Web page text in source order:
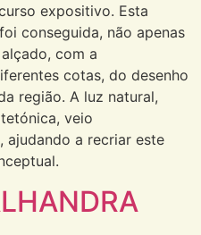
expositivo. Esta
conseguida, não apenas
com a
cotas, do desenho
região. A luz natural,
veio
ajudando a recriar este